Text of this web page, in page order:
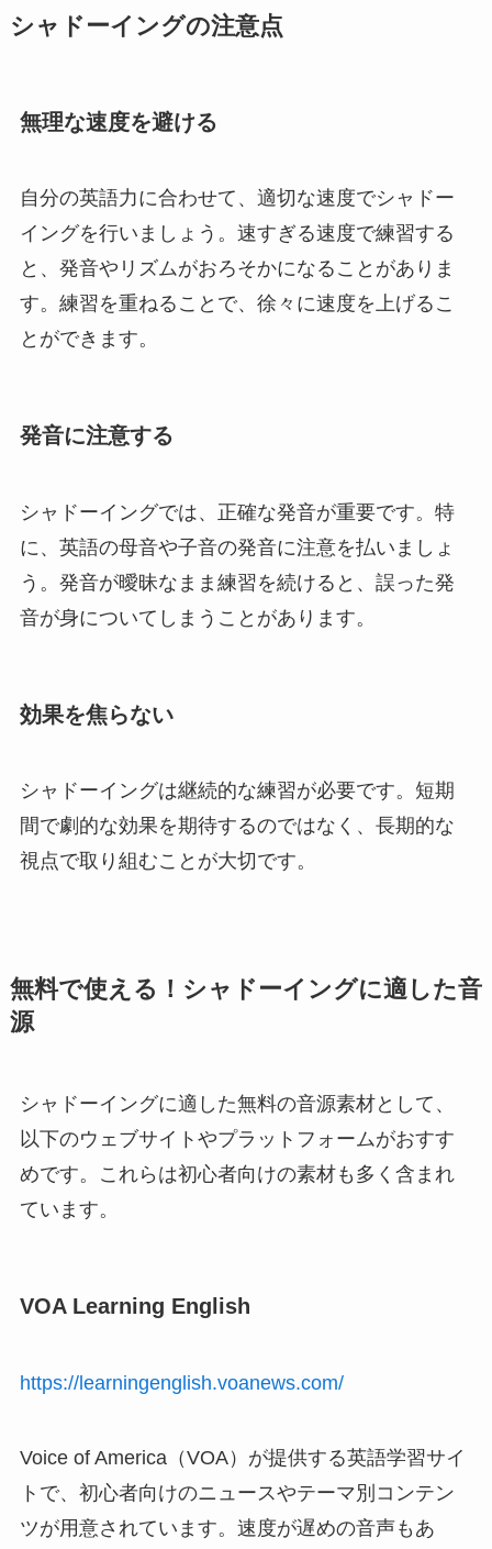
シャドーイングの注意点
無理な速度を避ける
自分の英語力に合わせて、適切な速度でシャドー
イングを行いましょう。速すぎる速度で練習する
と、発音やリズムがおろそかになることがありま
す。練習を重ねることで、徐々に速度を上げるこ
とができます。
発音に注意する
シャドーイングでは、正確な発音が重要です。特
に、英語の母音や子音の発音に注意を払いましょ
う。発音が曖昧なまま練習を続けると、誤った発
音が身についてしまうことがあります。
効果を焦らない
シャドーイングは継続的な練習が必要です。短期
間で劇的な効果を期待するのではなく、長期的な
視点で取り組むことが大切です。
無料で使える！シャドーイングに適した音
源
シャドーイングに適した無料の音源素材として、
以下のウェブサイトやプラットフォームがおすす
めです。これらは初心者向けの素材も多く含まれ
ています。
VOA Learning English
https://learningenglish.voanews.com/
Voice of America（VOA）が提供する英語学習サイ
トで、初心者向けのニュースやテーマ別コンテン
ツが用意されています。速度が遅めの音声もあ